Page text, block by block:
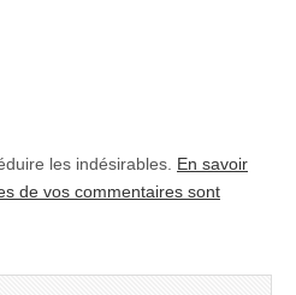
les indésirables. En savoir
de vos commentaires sont